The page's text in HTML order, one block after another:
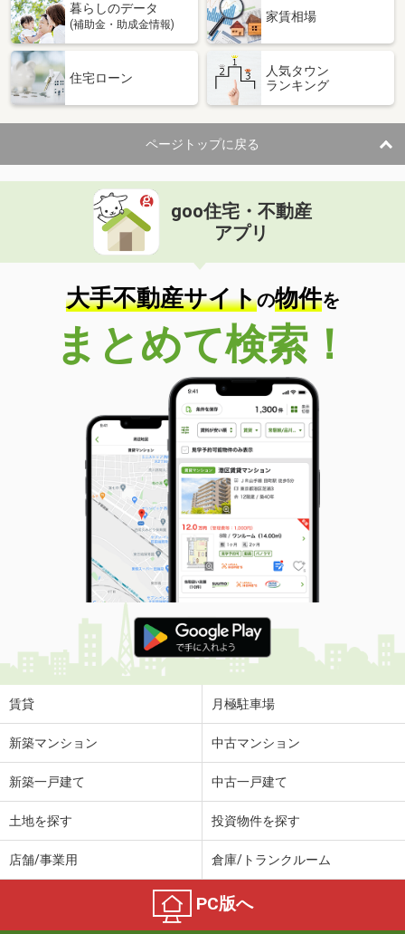
暮らしのデータ
(補助金・助成金情報)
家賃相場
住宅ローン
人気タウン
ランキング
ページトップに戻る
goo住宅・不動産
アプリ
大手不動産サイトの物件を
まとめて検索！
賃貸 月極駐車場
新築マンション 中古マンション
新築一戸建て 中古一戸建て
土地を探す 投資物件を探す
店舗/事業用 倉庫/トランクルーム
PC版へ